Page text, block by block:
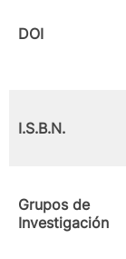
DOI
I.S.B.N.
Grupos de
Investigación